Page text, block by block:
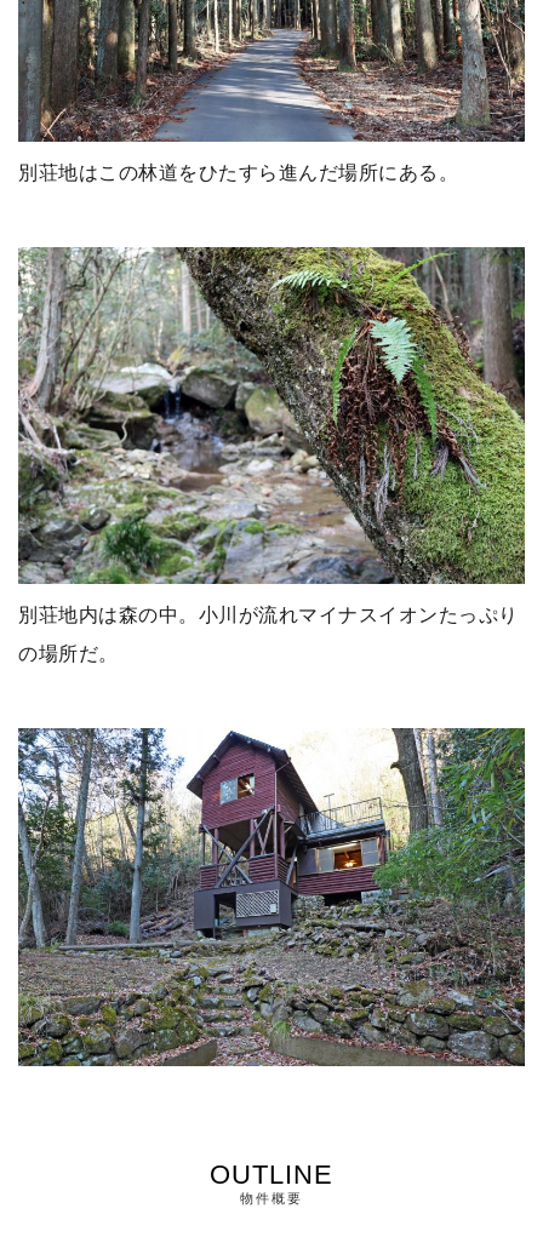
別荘地はこの林道をひたすら進んだ場所にある。
別荘地内は森の中。小川が流れマイナスイオンたっぷり
の場所だ。
OUTLINE
物件概要